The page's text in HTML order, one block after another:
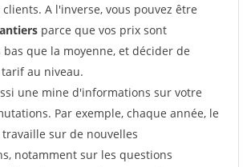
A l'inverse, vous pouvez être
parce que vos prix sont
que la moyenne, et décider de
au niveau.
une mine d'informations sur votre
Par exemple, chaque année, le
sur de nouvelles
notamment sur les questions